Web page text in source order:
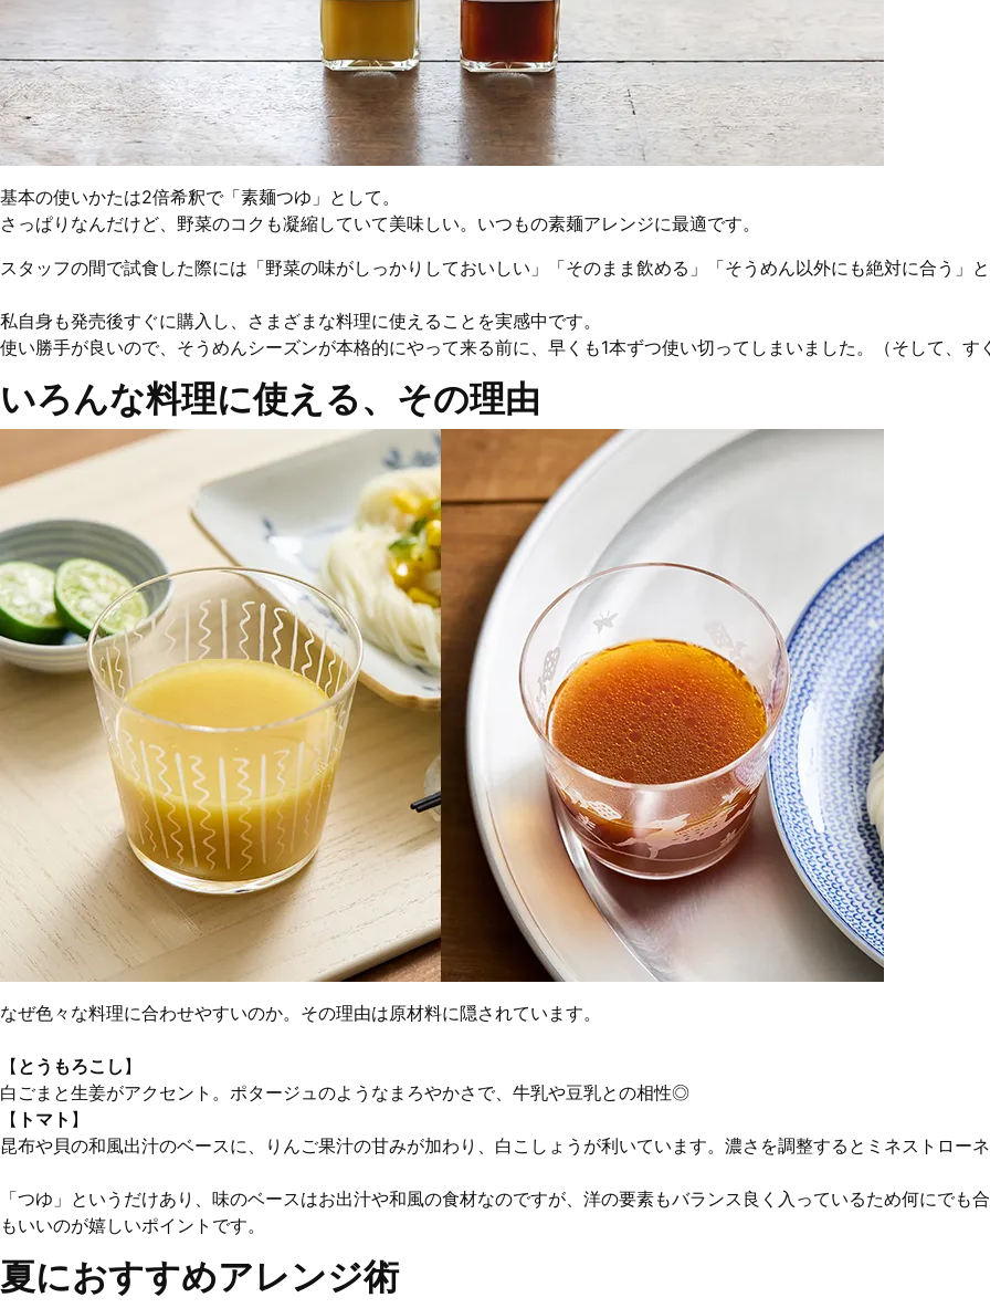
基本の使いかたは2倍希釈で「素麺つゆ」として。
さっぱりなんだけど、野菜のコクも凝縮していて美味しい。いつもの素麺アレンジに最適です。
スタッフの間で試食した際には「野菜の味がしっかりしておいしい」「そのまま飲める」「そうめん以外にも絶対に合う」
私自身も発売後すぐに購入し、さまざまな料理に使えることを実感中です。
使い勝手が良いので、そうめんシーズンが本格的にやって来る前に、早くも1本ずつ使い切ってしまいました。（そして、す
いろんな料理に使える、その理由
なぜ色々な料理に合わせやすいのか。その理由は原材料に隠されています。
【 とうもろこし 】
白ごまと生姜がアクセント。ポタージュのようなまろやかさで、牛乳や豆乳との相性◎
【 トマト 】
昆布や貝の和風出汁のベースに、りんご果汁の甘みが加わり、白こしょうが利いています。濃さを調整するとミネストロー
「つゆ」というだけあり、味のベースはお出汁や和風の食材なのですが、洋の要素もバランス良く入っているため何にで
もいいのが嬉しいポイントです。
夏におすすめアレンジ術